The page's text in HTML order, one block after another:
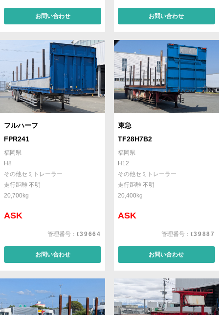
お問い合わせ お問い合わせ
フルハーフ
FPR241
福岡県
H8
その他セミトレーラー
走行距離 不明
20,700kg
ASK
管理番号：t39664
お問い合わせ
東急
TF28H7B2
福岡県
H12
その他セミトレーラー
走行距離 不明
20,400kg
ASK
管理番号：t39887
お問い合わせ